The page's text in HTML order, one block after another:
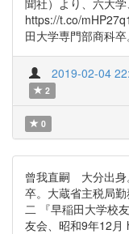
聞社）より、六大学
https://t.co/
田大学専門部商科
2019-02-04
2
0
曾我直嗣 大分出身
卒。大蔵省主税局
二 『早稲田大学校
友会、昭和9年12月